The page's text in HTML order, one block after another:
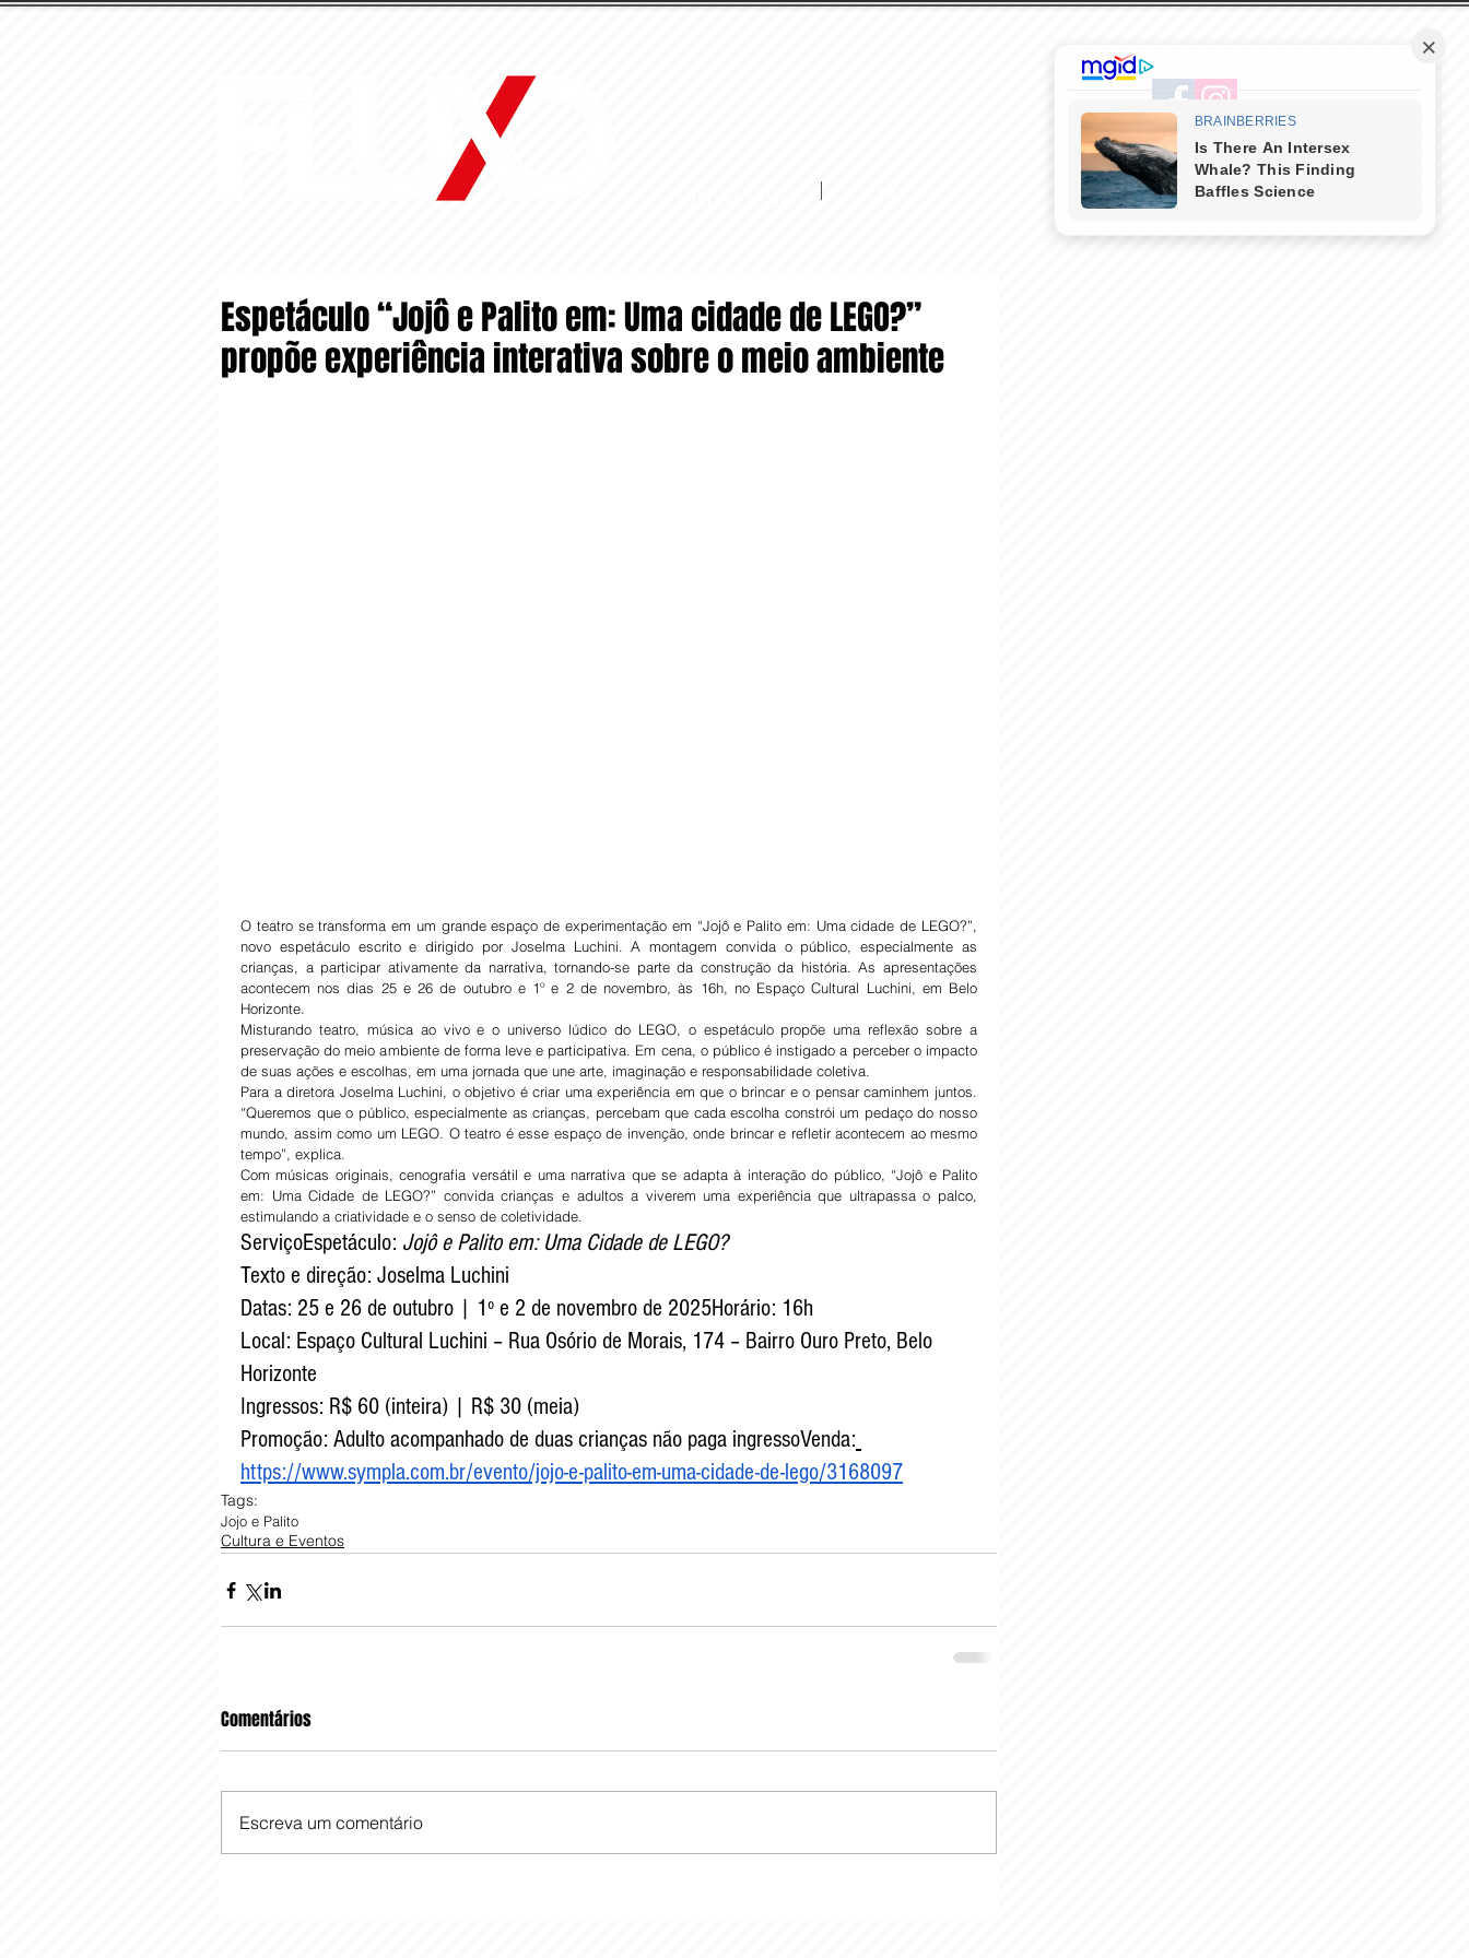
Espetáculo “Jojô e Palito em: Uma cidade de LEGO?”
propõe experiência interativa sobre o meio ambiente
O teatro se transforma em um grande espaço de experimentação em “Jojô e Palito em: Uma cidade de LEGO?”,
novo espetáculo escrito e dirigido por Joselma Luchini. A montagem convida o público, especialmente as
crianças, a participar ativamente da narrativa, tornando-se parte da construção da história. As apresentações
acontecem nos dias 25 e 26 de outubro e 1º e 2 de novembro, às 16h, no Espaço Cultural Luchini, em Belo
Horizonte.
Misturando teatro, música ao vivo e o universo lúdico do LEGO, o espetáculo propõe uma reflexão sobre a
preservação do meio ambiente de forma leve e participativa. Em cena, o público é instigado a perceber o impacto
de suas ações e escolhas, em uma jornada que une arte, imaginação e responsabilidade coletiva.
Para a diretora Joselma Luchini, o objetivo é criar uma experiência em que o brincar e o pensar caminhem juntos.
“Queremos que o público, especialmente as crianças, percebam que cada escolha constrói um pedaço do nosso
mundo, assim como um LEGO. O teatro é esse espaço de invenção, onde brincar e refletir acontecem ao mesmo
tempo”, explica.
Com músicas originais, cenografia versátil e uma narrativa que se adapta à interação do público, “Jojô e Palito
em: Uma Cidade de LEGO?” convida crianças e adultos a viverem uma experiência que ultrapassa o palco,
estimulando a criatividade e o senso de coletividade.
ServiçoEspetáculo: Jojô e Palito em: Uma Cidade de LEGO?
Texto e direção: Joselma Luchini
Datas: 25 e 26 de outubro | 1º e 2 de novembro de 2025Horário: 16h
Local: Espaço Cultural Luchini – Rua Osório de Morais, 174 – Bairro Ouro Preto, Belo
Horizonte
Ingressos: R$ 60 (inteira) | R$ 30 (meia)
Promoção: Adulto acompanhado de duas crianças não paga ingressoVenda:
https://www.sympla.com.br/evento/jojo-e-palito-em-uma-cidade-de-lego/3168097
Tags:
Jojo e Palito
Cultura e Eventos
Comentários
Escreva um comentário